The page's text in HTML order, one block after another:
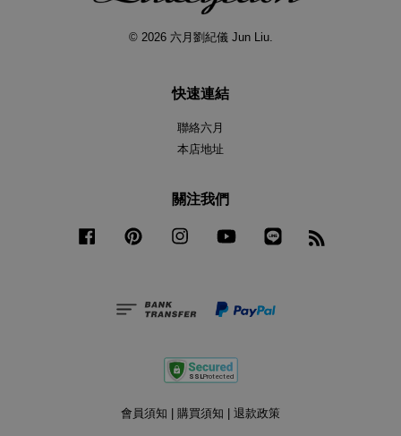
© 2026 六月劉紀儀 Jun Liu.
快速連結
聯絡六月
本店地址
關注我們
Facebook Pinterest Instagram YouTube
會員須知 購買須知 退款政策